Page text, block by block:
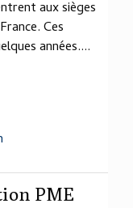
aux sièges
Ces
années....
PME